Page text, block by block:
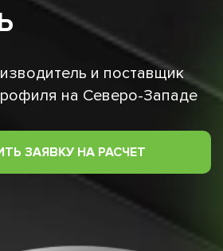
и поставщик
на Северо-Западе
ЗАЯВКУ НА РАСЧЕТ